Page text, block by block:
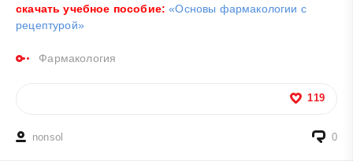
скачать учебное пособие: «Основы фармакологии с
рецептурой»
Фармакология
119
nonsol 0